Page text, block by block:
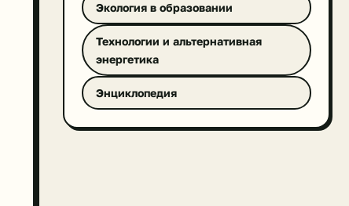
Экология в образовании
Технологии и альтернативная
энергетика
Энциклопедия